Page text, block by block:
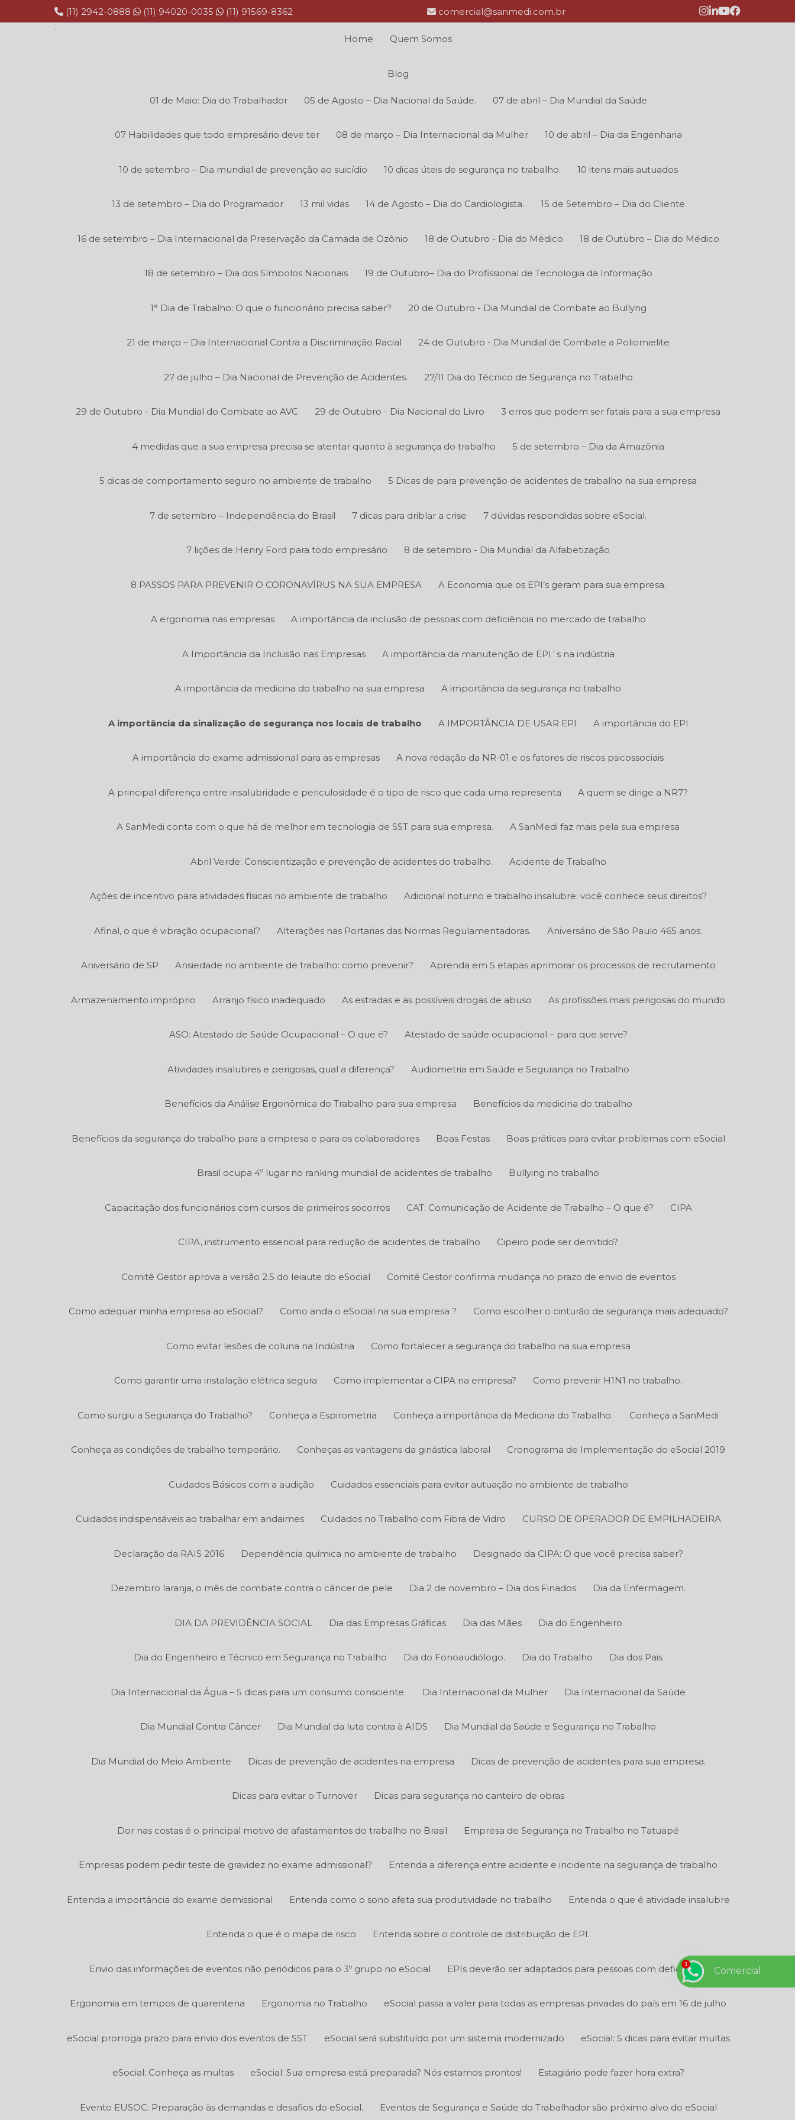
(11) 2942-0888 (11) 94020-0035 (11) 91569-8362 comercial@sanmedi.com.br
Home Quem Somos
Blog
01 de Maio: Dia do Trabalhador 05 de Agosto – Dia Nacional da Saúde. 07 de abril – Dia Mundial da Saúde
07 Habilidades que todo empresário deve ter 08 de março – Dia Internacional da Mulher 10 de abril – Dia da Engenharia
10 de setembro – Dia mundial de prevenção ao suicídio 10 dicas úteis de segurança no trabalho. 10 itens mais autuados
13 de setembro – Dia do Programador 13 mil vidas 14 de Agosto – Dia do Cardiologista. 15 de Setembro – Dia do Cliente
16 de setembro – Dia Internacional da Preservação da Camada de Ozônio 18 de Outubro - Dia do Médico 18 de Outubro – Dia do Médico
18 de setembro – Dia dos Símbolos Nacionais 19 de Outubro– Dia do Profissional de Tecnologia da Informação
1° Dia de Trabalho: O que o funcionário precisa saber? 20 de Outubro - Dia Mundial de Combate ao Bullyng
21 de março – Dia Internacional Contra a Discriminação Racial 24 de Outubro - Dia Mundial de Combate a Poliomielite
27 de julho – Dia Nacional de Prevenção de Acidentes. 27/11 Dia do Técnico de Segurança no Trabalho
29 de Outubro - Dia Mundial do Combate ao AVC 29 de Outubro - Dia Nacional do Livro 3 erros que podem ser fatais para a sua empresa
4 medidas que a sua empresa precisa se atentar quanto à segurança do trabalho 5 de setembro – Dia da Amazônia
5 dicas de comportamento seguro no ambiente de trabalho 5 Dicas de para prevenção de acidentes de trabalho na sua empresa
7 de setembro – Independência do Brasil 7 dicas para driblar a crise 7 dúvidas respondidas sobre eSocial.
7 lições de Henry Ford para todo empresário 8 de setembro - Dia Mundial da Alfabetização
8 PASSOS PARA PREVENIR O CORONAVÍRUS NA SUA EMPRESA A Economia que os EPI’s geram para sua empresa.
A ergonomia nas empresas A importância da inclusão de pessoas com deficiência no mercado de trabalho
A Importância da Inclusão nas Empresas A importância da manutenção de EPI´s na indústria
A importância da medicina do trabalho na sua empresa A importância da segurança no trabalho
A importância da sinalização de segurança nos locais de trabalho A IMPORTÂNCIA DE USAR EPI A importância do EPI
A importância do exame admissional para as empresas A nova redação da NR-01 e os fatores de riscos psicossociais
A principal diferença entre insalubridade e periculosidade é o tipo de risco que cada uma representa A quem se dirige a NR7?
A SanMedi conta com o que há de melhor em tecnologia de SST para sua empresa. A SanMedi faz mais pela sua empresa
Abril Verde: Conscientização e prevenção de acidentes do trabalho. Acidente de Trabalho
Ações de incentivo para atividades físicas no ambiente de trabalho Adicional noturno e trabalho insalubre: você conhece seus direitos?
Afinal, o que é vibração ocupacional? Alterações nas Portarias das Normas Regulamentadoras. Aniversário de São Paulo 465 anos.
Aniversário de SP Ansiedade no ambiente de trabalho: como prevenir? Aprenda em 5 etapas aprimorar os processos de recrutamento
Armazenamento impróprio Arranjo físico inadequado As estradas e as possíveis drogas de abuso As profissões mais perigosas do mundo
ASO: Atestado de Saúde Ocupacional – O que é? Atestado de saúde ocupacional – para que serve?
Atividades insalubres e perigosas, qual a diferença? Audiometria em Saúde e Segurança no Trabalho
Benefícios da Análise Ergonômica do Trabalho para sua empresa Benefícios da medicina do trabalho
Benefícios da segurança do trabalho para a empresa e para os colaboradores Boas Festas Boas práticas para evitar problemas com eSocial
Brasil ocupa 4º lugar no ranking mundial de acidentes de trabalho Bullying no trabalho
Capacitação dos funcionários com cursos de primeiros socorros CAT: Comunicação de Acidente de Trabalho – O que é? CIPA
CIPA, instrumento essencial para redução de acidentes de trabalho Cipeiro pode ser demitido?
Comitê Gestor aprova a versão 2.5 do leiaute do eSocial Comitê Gestor confirma mudança no prazo de envio de eventos
Como adequar minha empresa ao eSocial? Como anda o eSocial na sua empresa ? Como escolher o cinturão de segurança mais adequado?
Como evitar lesões de coluna na Indústria Como fortalecer a segurança do trabalho na sua empresa
Como garantir uma instalação elétrica segura Como implementar a CIPA na empresa? Como prevenir H1N1 no trabalho.
Como surgiu a Segurança do Trabalho? Conheça a Espirometria Conheça a importância da Medicina do Trabalho. Conheça a SanMedi
Conheça as condições de trabalho temporário. Conheças as vantagens da ginástica laboral Cronograma de Implementação do eSocial 2019
Cuidados Básicos com a audição Cuidados essenciais para evitar autuação no ambiente de trabalho
Cuidados indispensáveis ao trabalhar em andaimes Cuidados no Trabalho com Fibra de Vidro CURSO DE OPERADOR DE EMPILHADEIRA
Declaração da RAIS 2016 Dependência química no ambiente de trabalho Designado da CIPA: O que você precisa saber?
Dezembro laranja, o mês de combate contra o câncer de pele Dia 2 de novembro – Dia dos Finados Dia da Enfermagem.
DIA DA PREVIDÊNCIA SOCIAL Dia das Empresas Gráficas Dia das Mães Dia do Engenheiro
Dia do Engenheiro e Técnico em Segurança no Trabalho Dia do Fonoaudiólogo. Dia do Trabalho Dia dos Pais
Dia Internacional da Água – 5 dicas para um consumo consciente. Dia Internacional da Mulher Dia Internacional da Saúde
Dia Mundial Contra Câncer Dia Mundial da luta contra à AIDS Dia Mundial da Saúde e Segurança no Trabalho
Dia Mundial do Meio Ambiente Dicas de prevenção de acidentes na empresa Dicas de prevenção de acidentes para sua empresa.
Dicas para evitar o Turnover Dicas para segurança no canteiro de obras
Dor nas costas é o principal motivo de afastamentos do trabalho no Brasil Empresa de Segurança no Trabalho no Tatuapé
Empresas podem pedir teste de gravidez no exame admissional? Entenda a diferença entre acidente e incidente na segurança de trabalho
Entenda a importância do exame demissional Entenda como o sono afeta sua produtividade no trabalho Entenda o que é atividade insalubre
Entenda o que é o mapa de risco Entenda sobre o controle de distribuição de EPI.
Envio das informações de eventos não periódicos para o 3º grupo no eSocial EPIs deverão ser adaptados para pessoas com deficiência
Ergonomia em tempos de quarentena Ergonomia no Trabalho eSocial passa a valer para todas as empresas privadas do país em 16 de julho
eSocial prorroga prazo para envio dos eventos de SST eSocial será substituído por um sistema modernizado eSocial: 5 dicas para evitar multas
eSocial: Conheça as multas eSocial: Sua empresa está preparada? Nós estamos prontos! Estagiário pode fazer hora extra?
Evento EUSOC: Preparação às demandas e desafios do eSocial. Eventos de Segurança e Saúde do Trabalhador são próximo alvo do eSocial
Comercial